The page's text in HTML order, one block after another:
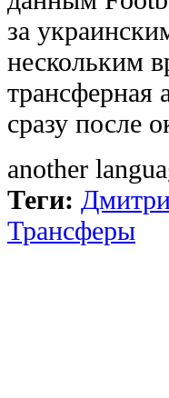
за
нескольким
трансферная
сразу после
another
Теги:
Трансферы